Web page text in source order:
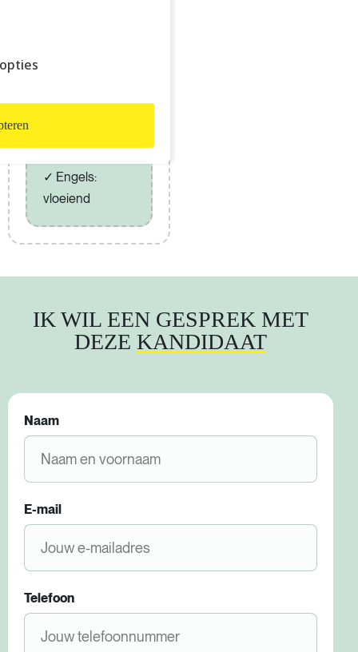
Engels:
vloeiend
IK WIL EEN GESPREK MET
DEZE KANDIDAAT
Naam
E-mail
Telefoon